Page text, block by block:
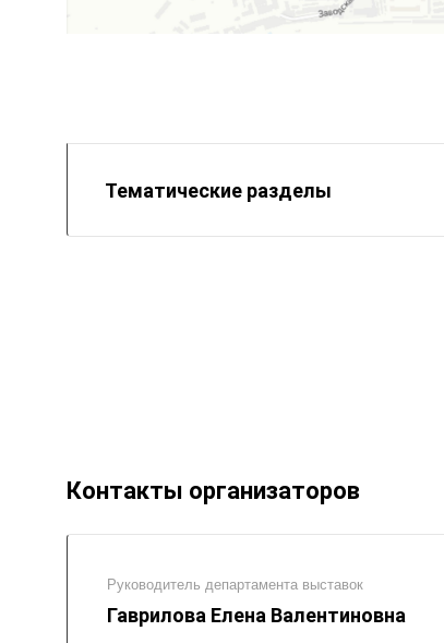
Тематические разделы
Контакты организаторов
Руководитель департамента выставок
Гаврилова Елена Валентиновна